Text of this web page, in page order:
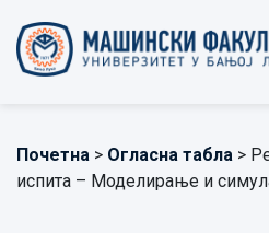
Почетна > Огласна табла >
испита – Моделирање и